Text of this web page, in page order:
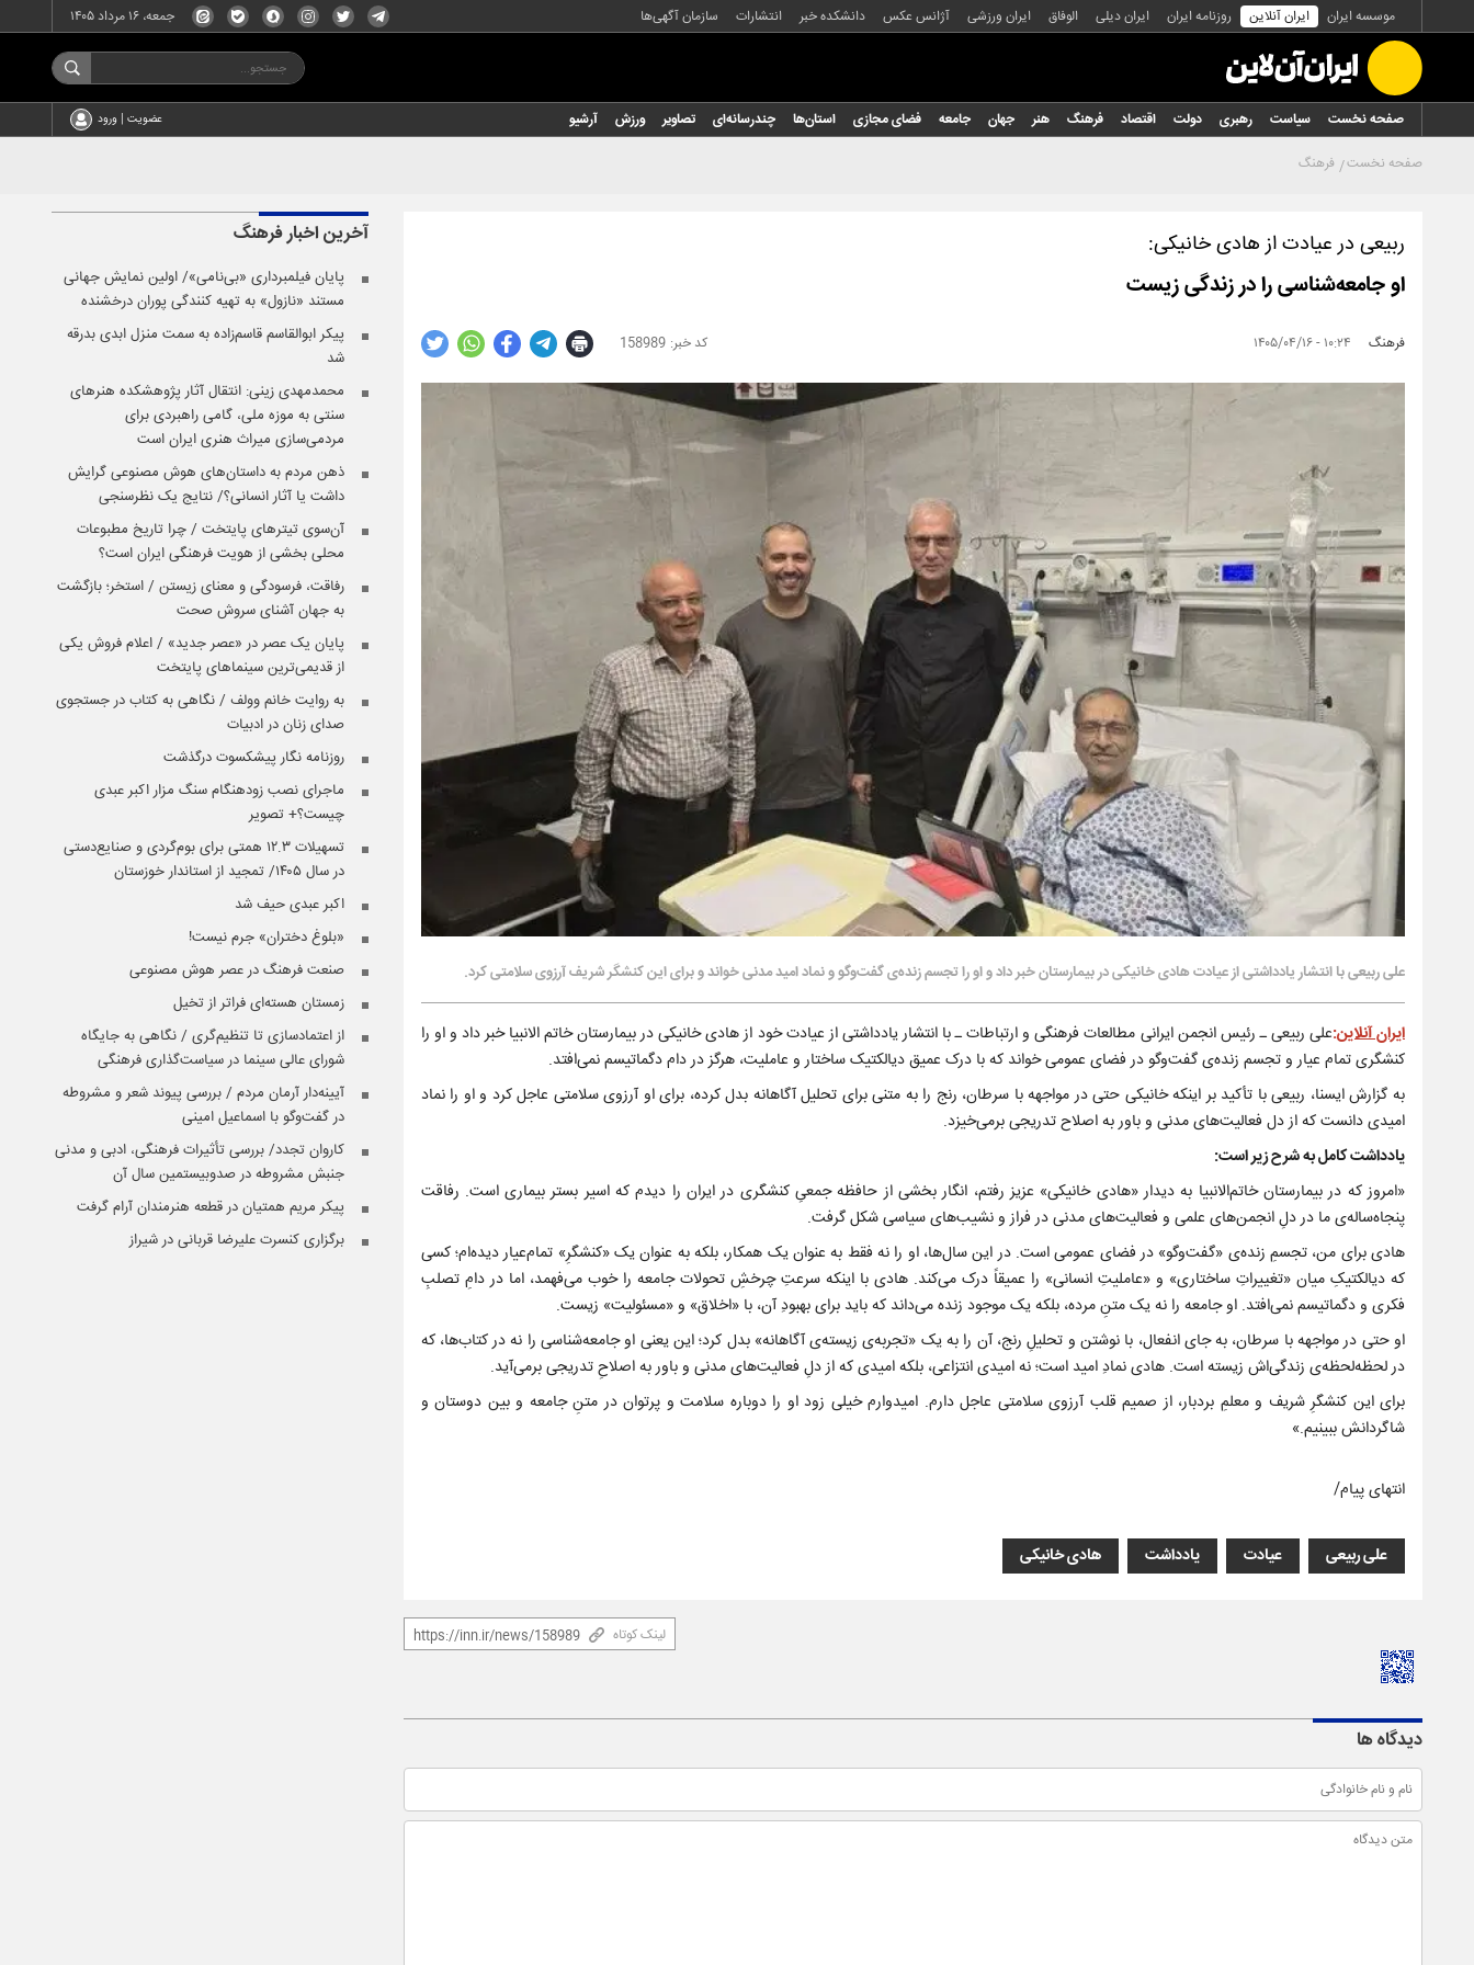
موسسه ایران ایران آنلاین روزنامه ایران ایران دیلی الوفاق ایران ورزشی آژانس عکس دانشکده خبر انتشارات سازمان آگهی‌ها جمعه، ۱۶ مرداد ۱۴۰۵
صفحه نخست سیاست رهبری دولت اقتصاد فرهنگ هنر جهان جامعه فضای مجازی استان‌ها چندرسانه‌ای تصاویر ورزش آرشیو عضویت | ورود
صفحه نخست فرهنگ
ربیعی در عیادت از هادی خانیکی:
او جامعه‌شناسی را در زندگی زیست
فرهنگ ۱۰:۲۴ - ۱۴۰۵/۰۴/۱۶ 158989
علی ربیعی با انتشار یادداشتی از عیادت هادی خانیکی در بیمارستان خبر داد و او را تجسم زنده‌ی گفت‌وگو و نماد امید مدنی خواند و برای این کنشگر شریف آرزوی سلامتی کرد.
ایران آنلاین:علی ربیعی ـ رئیس انجمن ایرانی مطالعات فرهنگی و ارتباطات ـ با انتشار یادداشتی از عیادت خود از هادی خانیکی در بیمارستان خاتم الانبیا خبر داد و او را
کنشگری تمام عیار و تجسم زنده‌ی گفت‌وگو در فضای عمومی خواند که با درک عمیق دیالکتیک ساختار و عاملیت، هرگز در دام دگماتیسم نمی‌افتد.
به گزارش ایسنا، ربیعی با تأکید بر اینکه خانیکی حتی در مواجهه با سرطان، رنج را به متنی برای تحلیل آگاهانه بدل کرده، برای او آرزوی سلامتی عاجل کرد و او را نماد
امیدی دانست که از دل فعالیت‌های مدنی و باور به اصلاح تدریجی برمی‌خیزد.
یادداشت کامل به شرح زیر است:
«امروز که در بیمارستان خاتم‌الانبیا به دیدار «هادی خانیکی» عزیز رفتم، انگار بخشی از حافظه جمعیِ کنشگری در ایران را دیدم که اسیر بستر بیماری است. رفاقت
پنجاه‌ساله‌ی ما در دلِ انجمن‌های علمی و فعالیت‌های مدنی در فراز و نشیب‌های سیاسی شکل گرفت.
هادی برای من، تجسمِ زنده‌ی «گفت‌وگو» در فضای عمومی است. در این سال‌ها، او را نه فقط به عنوان یک همکار، بلکه به عنوان یک «کنشگرِ» تمام‌عیار دیده‌ام؛ کسی
که دیالکتیکِ میان «تغییراتِ ساختاری» و «عاملیتِ انسانی» را عمیقاً درک می‌کند. هادی با اینکه سرعتِ چرخشِ تحولات جامعه را خوب می‌فهمد، اما در دامِ تصلبِ
فکری و دگماتیسم نمی‌افتد. او جامعه را نه یک متنِ مرده، بلکه یک موجود زنده می‌داند که باید برای بهبودِ آن، با «اخلاق» و «مسئولیت» زیست.
او حتی در مواجهه با سرطان، به جای انفعال، با نوشتن و تحلیلِ رنج، آن را به یک «تجربه‌ی زیسته‌ی آگاهانه» بدل کرد؛ این یعنی او جامعه‌شناسی را نه در کتاب‌ها، که
در لحظه‌لحظه‌ی زندگی‌اش زیسته است. هادی نمادِ امید است؛ نه امیدی انتزاعی، بلکه امیدی که از دلِ فعالیت‌های مدنی و باور به اصلاحِ تدریجی برمی‌آید.
برای این کنشگرِ شریف و معلمِ بردبار، از صمیم قلب آرزوی سلامتی عاجل دارم. امیدوارم خیلی زود او را دوباره سلامت و پرتوان در متنِ جامعه و بین دوستان و
شاگردانش ببینیم.»
انتهای پیام/
علی ربیعی عیادت یادداشت هادی خانیکی
لینک کوتاه
دیدگاه ها
آخرین اخبارفرهنگ
پایان فیلمبرداری «بی‌نامی»/ اولین نمایش جهانی
مستند «نازول» به تهیه کنندگی پوران درخشنده
پیکر ابوالقاسم قاسم‌زاده به سمت منزل ابدی بدرقه
شد
محمدمهدی زینی: انتقال آثار پژوهشکده هنرهای
سنتی به موزه ملی، گامی راهبردی برای
مردمی‌سازی میراث هنری ایران است
ذهن مردم به داستان‌های هوش مصنوعی گرایش
داشت یا آثار انسانی؟/ نتایج یک نظرسنجی
آن‌سوی تیترهای پایتخت / چرا تاریخ مطبوعات
محلی بخشی از هویت فرهنگی ایران است؟
رفاقت، فرسودگی و معنای زیستن / استخر؛ بازگشت
به جهان آشنای سروش صحت
پایان یک عصر در «عصر جدید» / اعلام فروش یکی
از قدیمی‌ترین سینماهای پایتخت
به روایت خانم وولف / نگاهی به کتاب در جستجوی
صدای زنان در ادبیات
روزنامه نگار پیشکسوت درگذشت
ماجرای نصب زودهنگام سنگ مزار اکبر عبدی
چیست؟+ تصویر
تسهیلات ۱۲.۳ همتی برای بوم‌گردی و صنایع‌دستی
در سال ۱۴۰۵/ تمجید از استاندار خوزستان
اکبر عبدی حیف شد
«بلوغ دختران» جرم نیست!
صنعت فرهنگ در عصر هوش مصنوعی
زمستان هسته‌ای فراتر از تخیل
از اعتمادسازی تا تنظیم‌گری / نگاهی به جایگاه
شورای عالی سینما در سیاست‌گذاری فرهنگی
آیینه‌‌دار آرمان مردم / بررسی پیوند شعر و مشروطه
در گفت‌‌وگو با اسماعیل امینی
کاروان تجدد/ بررسی تأثیرات فرهنگی، ادبی و مدنی
جنبش مشروطه در صدوبیستمین سال آن
پیکر مریم همتیان در قطعه هنرمندان آرام گرفت
برگزاری کنسرت علیرضا قربانی در شیراز